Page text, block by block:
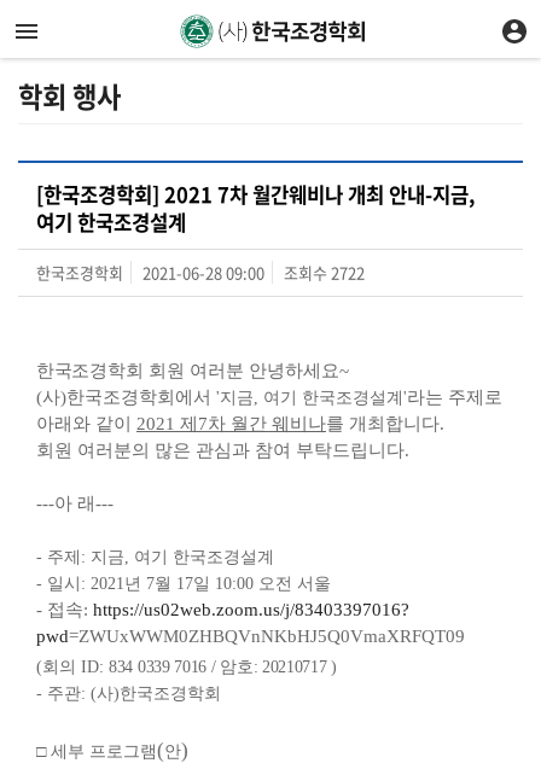
학회 행사
[한국조경학회] 2021 7차 월간웨비나 개최 안내-지금,
여기 한국조경설계
한국조경학회 2021-06-28 09:00 조회수 2722
한국조경학회 회원 여러분 안녕하세요~
(사)한국조경학회에서 '지금, 여기 한국조경설계'라는 주제로
아래와 같이 2021 제7차 월간 웨비나를 개최합니다.
회원 여러분의 많은 관심과 참여 부탁드립니다.
---아 래---
- 주제: 지금, 여기 한국조경설계
- 일시: 2021년 7월 17일 10:00 오전 서울
- 접속: https://us02web.zoom.us/j/83403397016?
pwd=ZWUxWWM0ZHBQVnNKbHJ5Q0VmaXRFQT09
(회의 ID: 834 0339 7016 / 암호: 20210717 )
- 주관: (사)한국조경학회
□ 세부 프로그램(안)